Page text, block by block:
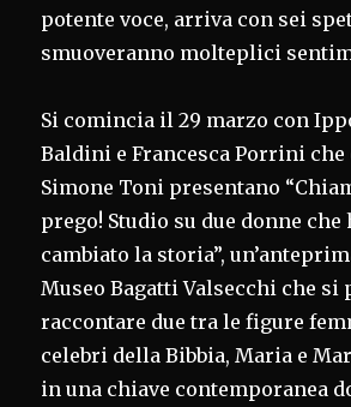
potente voce, arriva con sei
smuoveranno molteplici
Si comincia il 29 marzo con
Baldini e Francesca Porrini
Simone Toni presentano
prego! Studio su due donne che
cambiato la storia”,
Museo Bagatti Valsecchi che si
raccontare due tra le figure
celebri della Bibbia, Maria e
in una chiave contemporanea